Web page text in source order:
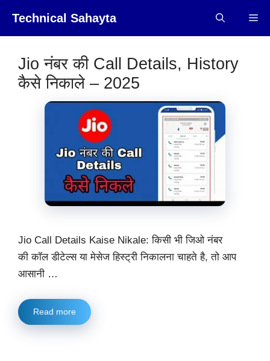
Technical Sahayta
Jio नंबर की Call Details, History
कैसे निकाले – 2025
Jio Call Details Kaise Nikale: किसी भी जिओ नंबर
की कॉल डीटेल्स या मेसेज हिस्ट्री निकालना चाहते है, तो आप
आसानी …
Read more